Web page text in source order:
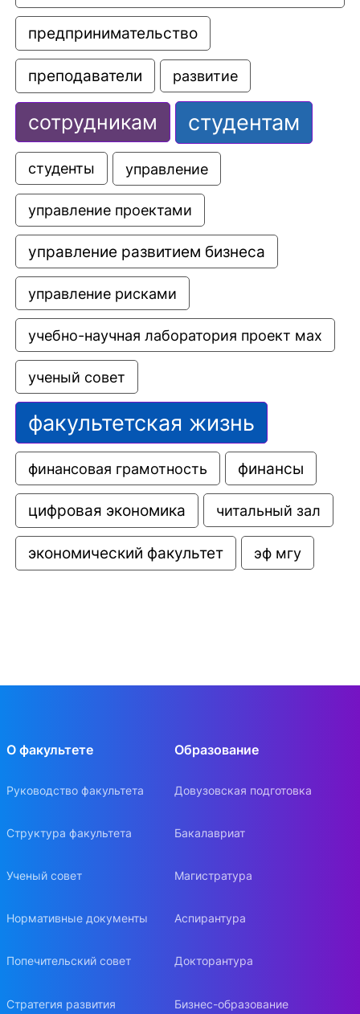
предпринимательство
преподаватели развитие
сотрудникам студентам
студенты управление
управление проектами
управление развитием бизнеса
управление рисками
учебно-научная лаборатория проект мах
ученый совет
факультетская жизнь
финансовая грамотность финансы
цифровая экономика читальный зал
экономический факультет эф мгу
О факультете
Руководство факультета
Структура факультета
Ученый совет
Нормативные документы
Попечительский совет
Стратегия развития
Образование
Довузовская подготовка
Бакалавриат
Магистратура
Аспирантура
Докторантура
Бизнес-образование